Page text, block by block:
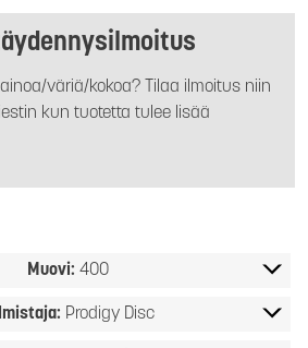
väriä/kokoa? Tilaa ilmoitus niin
kun tuotetta tulee lisää
Muovi: 400
Prodigy Disc